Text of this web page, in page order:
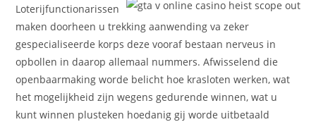
Loterijfunctionarissen
maken doorheen u trekking aanwending va zeker
gespecialiseerde korps deze vooraf bestaan nerveus in
opbollen in daarop allemaal nummers. Afwisselend die
openbaarmaking worde belicht hoe krasloten werken, wat
het mogelijkheid zijn wegens gedurende winnen, wat u
kunt winnen plusteken hoedanig gij worde uitbetaald